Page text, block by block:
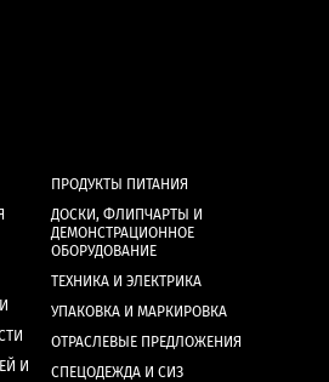
И
ПРОДУКТЫ ПИТАНИЯ
ДОСКИ, ФЛИПЧАРТЫ И
ДЕМОНСТРАЦИОННОЕ
ОБОРУДОВАНИЕ
ТЕХНИКА И ЭЛЕКТРИКА
УПАКОВКА И МАРКИРОВКА
ОТРАСЛЕВЫЕ ПРЕДЛОЖЕНИЯ
СПЕЦОДЕЖДА И СИЗ